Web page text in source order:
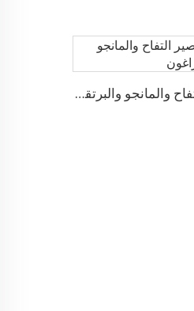
خط ماكينة تعبئة وتعبئة عصير التفاح والمانجو والبرتقال والدراغون